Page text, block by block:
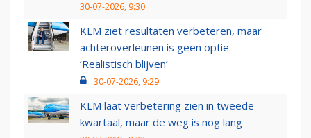
30-07-2026, 9:30
KLM ziet resultaten verbeteren, maar
achteroverleunen is geen optie:
‘Realistisch blijven’
30-07-2026, 9:29
KLM laat verbetering zien in tweede
kwartaal, maar de weg is nog lang